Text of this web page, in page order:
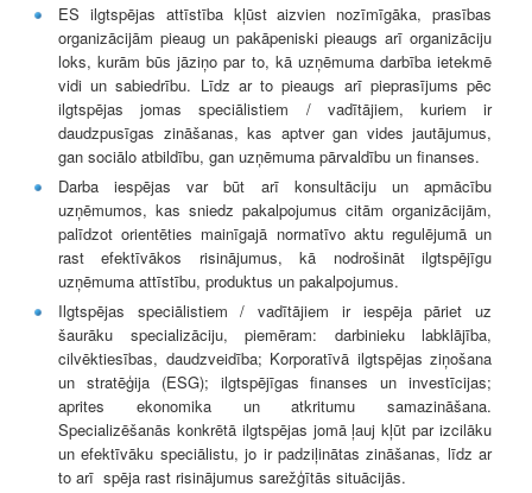
ES ilgtspējas attīstība kļūst aizvien nozīmīgāka, prasības
organizācijām pieaug un pakāpeniski pieaugs arī organizāciju
loks, kurām būs jāziņo par to, kā uzņēmuma darbība ietekmē
vidi un sabiedrību. Līdz ar to pieaugs arī pieprasījums pēc
ilgtspējas jomas speciālistiem / vadītājiem, kuriem ir
daudzpusīgas zināšanas, kas aptver gan vides jautājumus,
gan sociālo atbildību, gan uzņēmuma pārvaldību un finanses.
Darba iespējas var būt arī konsultāciju un apmācību
uzņēmumos, kas sniedz pakalpojumus citām organizācijām,
palīdzot orientēties mainīgajā normatīvo aktu regulējumā un
rast efektīvākos risinājumus, kā nodrošināt ilgtspējīgu
uzņēmuma attīstību, produktus un pakalpojumus.
Ilgtspējas speciālistiem / vadītājiem ir iespēja pāriet uz
šaurāku specializāciju, piemēram: darbinieku labklājība,
cilvēktiesības, daudzveidība; Korporatīvā ilgtspējas ziņošana
un stratēģija (ESG); ilgtspējīgas finanses un investīcijas;
aprites ekonomika un atkritumu samazināšana.
Specializēšanās konkrētā ilgtspējas jomā ļauj kļūt par izcilāku
un efektīvāku speciālistu, jo ir padziļinātas zināšanas, līdz ar
to arī spēja rast risinājumus sarežģītās situācijās.